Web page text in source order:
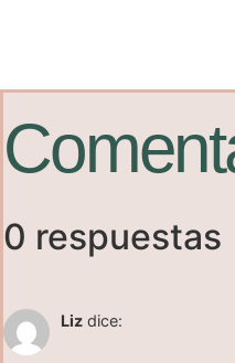
0 respuestas
Liz dice: